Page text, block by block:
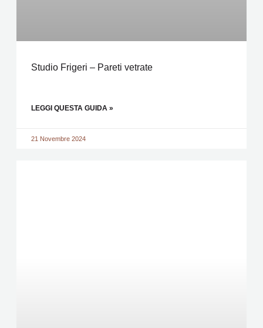
Studio Frigeri – Pareti vetrate
LEGGI QUESTA GUIDA »
21 Novembre 2024